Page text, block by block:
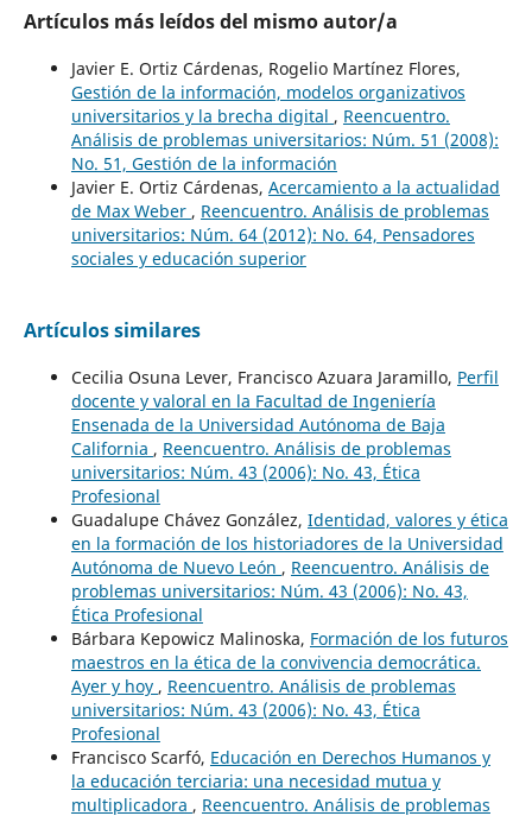
Artículos más leídos del mismo autor/a
Javier E. Ortiz Cárdenas, Rogelio Martínez Flores,
Gestión de la información, modelos organizativos
universitarios y la brecha digital , Reencuentro.
Análisis de problemas universitarios: Núm. 51 (2008):
No. 51, Gestión de la información
Javier E. Ortiz Cárdenas, Acercamiento a la actualidad
de Max Weber , Reencuentro. Análisis de problemas
universitarios: Núm. 64 (2012): No. 64, Pensadores
sociales y educación superior
Artículos similares
Cecilia Osuna Lever, Francisco Azuara Jaramillo, Perfil
docente y valoral en la Facultad de Ingeniería
Ensenada de la Universidad Autónoma de Baja
California , Reencuentro. Análisis de problemas
universitarios: Núm. 43 (2006): No. 43, Ética
Profesional
Guadalupe Chávez González, Identidad, valores y ética
en la formación de los historiadores de la Universidad
Autónoma de Nuevo León , Reencuentro. Análisis de
problemas universitarios: Núm. 43 (2006): No. 43,
Ética Profesional
Bárbara Kepowicz Malinoska, Formación de los futuros
maestros en la ética de la convivencia democrática.
Ayer y hoy , Reencuentro. Análisis de problemas
universitarios: Núm. 43 (2006): No. 43, Ética
Profesional
Francisco Scarfó, Educación en Derechos Humanos y
la educación terciaria: una necesidad mutua y
multiplicadora , Reencuentro. Análisis de problemas